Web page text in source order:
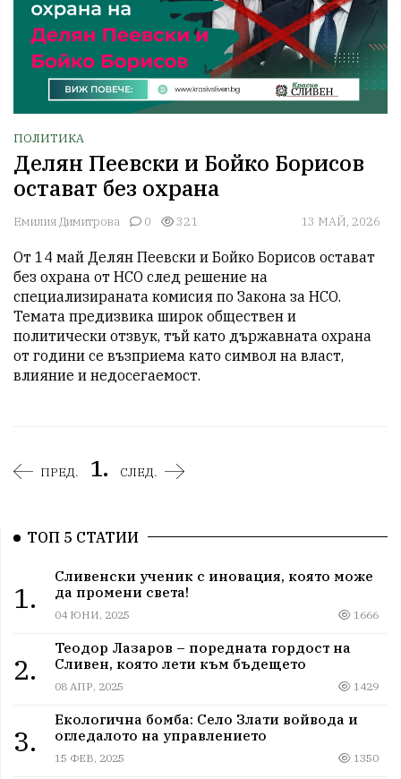
ПОЛИТИКА
Делян Пеевски и Бойко Борисов
остават без охрана
Емилия Димитрова 0 321 13 МАЙ, 2026
От 14 май Делян Пеевски и Бойко Борисов остават
без охрана от НСО след решение на
специализираната комисия по Закона за НСО.
Темата предизвика широк обществен и
политически отзвук, тъй като държавната охрана
от години се възприема като символ на власт,
влияние и недосегаемост.
ПРЕД. 1. СЛЕД.
ТОП 5 СТАТИИ
1.
Сливенски ученик с иновация, която може
да промени света!
04 ЮНИ, 2025 1666
2.
Теодор Лазаров – поредната гордост на
Сливен, която лети към бъдещето
08 АПР, 2025 1429
3.
Екологична бомба: Село Злати войвода и
огледалото на управлението
15 ФЕВ, 2025 1350